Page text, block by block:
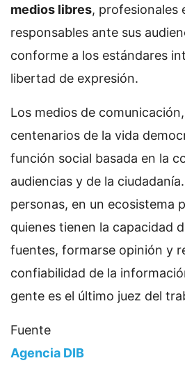
medios libres, profesionales
responsables ante sus
conforme a los estándares
libertad de expresión.
Los medios de
centenarios de la vida
función social basada en la
audiencias y de la
personas, en un ecosistema
quienes tienen la capacidad
fuentes, formarse opinión y
confiabilidad de la
gente es el último juez del
Fuente
Agencia DIB